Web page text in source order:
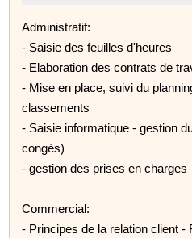
Administratif:
- Saisie des feuilles d'heures
- Elaboration des contrats de
- Mise en place, suivi du
classements
- Saisie informatique - gestion
congés)
- gestion des prises en charges
Commercial:
- Principes de la relation client -